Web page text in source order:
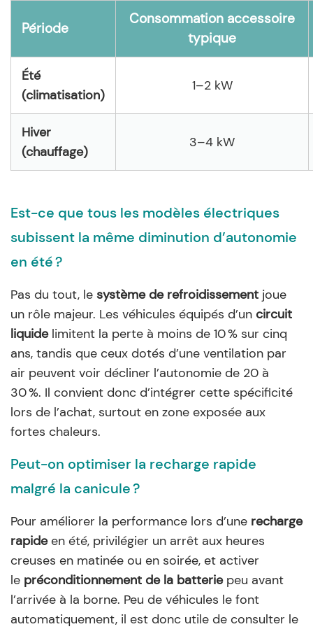
Période
Consommation accessoire
typique
Été
(climatisation)
1–2 kW
Hiver
(chauffage)
3–4 kW
Est-ce que tous les modèles électriques
subissent la même diminution d’autonomie
en été ?
Pas du tout, le système de refroidissement joue
un rôle majeur. Les véhicules équipés d’un circuit
liquidelimitent la perte à moins de 10 % sur cinq
ans, tandis que ceux dotés d’une ventilation par
air peuvent voir décliner l’autonomie de 20 à
30 %. Il convient donc d’intégrer cette spécificité
lors de l’achat, surtout en zone exposée aux
fortes chaleurs.
Peut-on optimiser la recharge rapide
malgré la canicule ?
Pour améliorer la performance lors d’une recharge
rapideen été, privilégier un arrêt aux heures
creuses en matinée ou en soirée, et activer
le préconditionnement de la batteriepeu avant
l’arrivée à la borne. Peu de véhicules le font
automatiquement, il est donc utile de consulter le